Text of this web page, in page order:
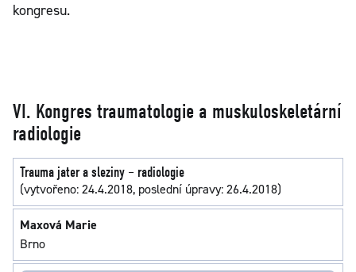
kongresu.
VI. Kongres traumatologie a muskuloskeletární
radiologie
Trauma jater a sleziny – radiologie
(vytvořeno: 24.4.2018, poslední úpravy: 26.4.2018)
Maxová Marie
Brno